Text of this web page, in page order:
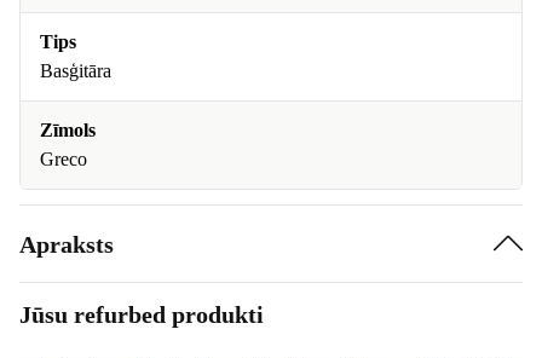
Tips
Basģitāra
Zīmols
Greco
Apraksts
Jūsu refurbed produkti